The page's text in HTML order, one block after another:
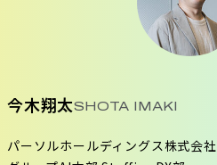
今木翔太SHOTA IMAKI
パーソルホールディングス株式会社